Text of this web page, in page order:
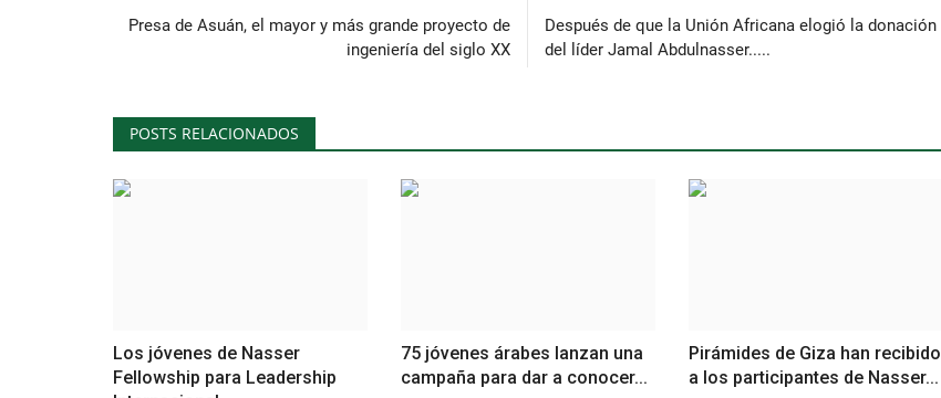
Presa de Asuán, el mayor y más grande proyecto de
ingeniería del siglo XX
Después de que la Unión Africana elogió la donación
del líder Jamal Abdulnasser.....
POSTS RELACIONADOS
Los jóvenes de Nasser
Fellowship para Leadership
75 jóvenes árabes lanzan una
campaña para dar a conocer...
Pirámides de Giza han recibido
a los participantes de Nasser...